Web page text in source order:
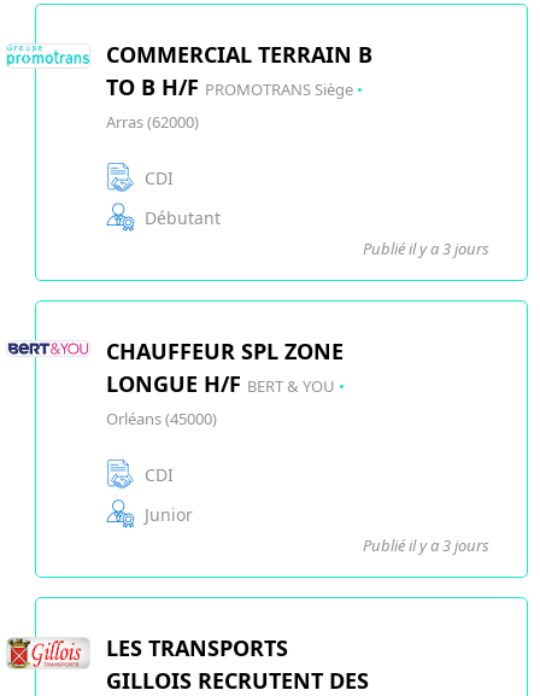
COMMERCIAL TERRAIN B
TO B H/F PROMOTRANS Siège •
Arras (62000)
CDI
Débutant
Publié il y a 3 jours
CHAUFFEUR SPL ZONE
LONGUE H/F BERT & YOU •
Orléans (45000)
CDI
Junior
Publié il y a 3 jours
LES TRANSPORTS
GILLOIS RECRUTENT DES